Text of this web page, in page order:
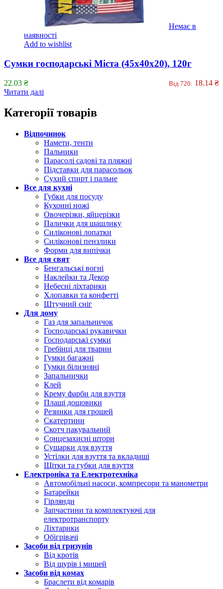
Немає в
наявності
Add to wishlist
Сумки господарські Міста (45x40x20), 120г
22.03 ₴ Від 720: 18.14 ₴
Читати далі
Категорії товарів
Відпочинок
Намети, тенти
Пальники
Парасолі садові та пляжні
Підставки для парасольок
Сухий спирт і пальне
Все для кухні
Губки для посуду
Кухонні ножі
Овочерізки, яйцерізки
Палички для шашлику
Силіконові лопатки
Силіконові пензлики
Форми для випічки
Все для свят
Бенгальські вогні
Наклейки та Декор
Небесні ліхтарики
Хлопавки та конфетті
Штучний сніг
Для дому
Газ для запальничок
Господарські рукавички
Господарські сумки
Гребінці для тварин
Гумки багажні
Гумки білизняні
Запальнички
Клей
Крему фарби для взуття
Плащі дощовики
Резинки для грошей
Скатертини
Скотч пакувальний
Сонцезахисні штори
Сушарки для взуття
Устілки для взуття та вкладиші
Щітки та губки для взуття
Електроніка та Електротехніка
Автомобільні насоси, компресори та манометри
Батарейки
Гірлянди
Запчастини та комплектуючі для
електротранспорту
Ліхтарики
Обігрівачі
Засоби від гризунів
Від кротів
Від щурів і мишей
Засоби від комах
Браслети від комарів